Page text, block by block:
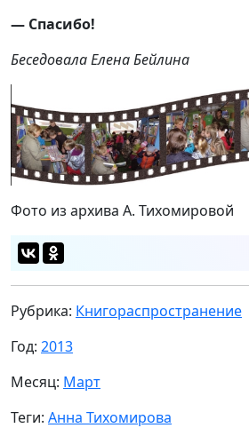
— Спасибо!
Беседовала Елена Бейлина
Фото из архива А. Тихомировой
Рубрика: Книгораспространение
Год: 2013
Месяц: Март
Теги: Анна Тихомирова